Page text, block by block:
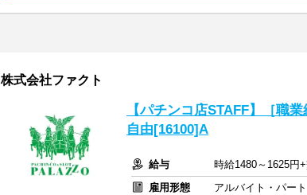
株式会社ファクト
【パチンコ店STAFF】［職
自由[16100]A
給与
時給1480～1625円
雇用形態
アルバイト・パート